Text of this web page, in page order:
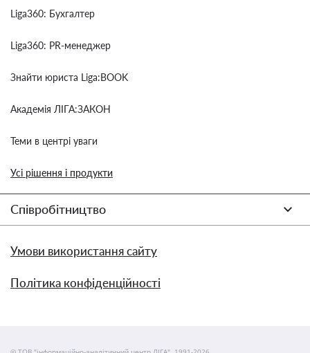
Liga360: Бухгалтер
Liga360: PR-менеджер
Знайти юриста Liga:BOOK
Академія ЛІГА:ЗАКОН
Теми в центрі уваги
Усі рішення і продукти
Співробітництво
Умови використання сайту
Політика конфіденційності